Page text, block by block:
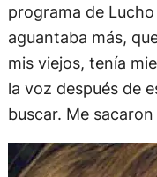
programa de
aguantaba más,
mis viejos, tenía
la voz después de
buscar. Me